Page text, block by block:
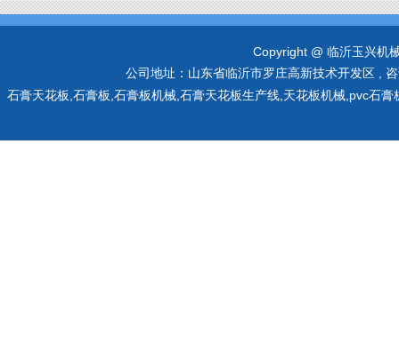
Copyright @ 临沂玉兴机
公司地址：山东省临沂市罗庄高新技术开发区 ,
石膏天花板,石膏板,石膏板机械,石膏天花板生产线,天花板机械,pvc石